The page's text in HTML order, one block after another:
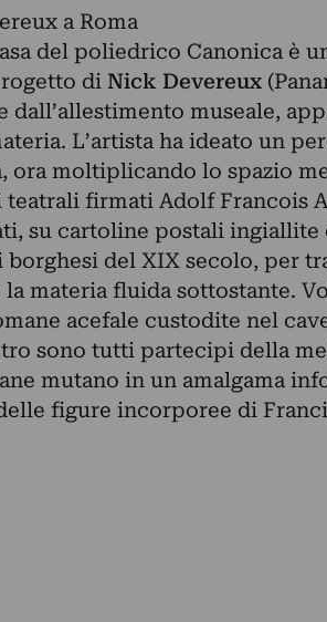
del poliedrico Canonica è
di Nick Devereux
dall’allestimento museale,
L’artista ha ideato un
ora moltiplicando lo spazio
firmati Adolf Francois
su cartoline postali ingiallite
del XIX secolo, per
materia fluida sottostante.
acefale custodite nel
sono tutti partecipi della
mutano in un amalgama
figure incorporee di